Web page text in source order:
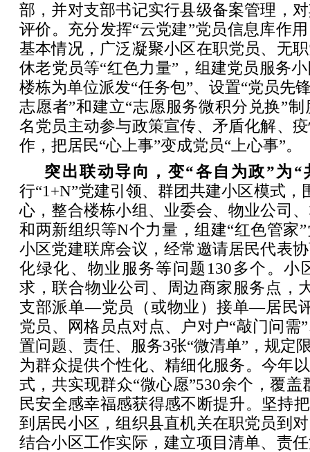
部，并对支部书记实行县级备案管理，
评价。充分发挥“云党建”党员信息库作
基本情况，广泛凝聚小区在职党员、无
休老党员等“红色力量”，组建党员服务
楼栋为单位派发“任务包”、设置“党员先
志愿者”和建立“志愿服务微积分兑换”
名党员主动参与政策宣传、矛盾化解、
作，把居民“心上事”变成党员“上心事”。
突出联动导向，变“各自为政”为“
行“1+N”党建引领、群团共建小区模式，
心，整合楼栋小组、业委会、物业公司
和两新组织等N个力量，组建“红色管家
小区党建联席会议，经常邀请居民代表
化绿化、物业服务等问题130多个。小
求，联合物业公司、周边商家服务点，
支部派单—党员（或物业）接单—居民
党员、网格员点对点、户对户“敲门问需
置问题、责任、服务3张“微清单”，规定
为群众提供个性化、精细化服务。今年
式，共实现群众“微心愿”530余个，覆盖
民安全感幸福感获得感不断提升。坚持
到居民小区，组织县直机关在职党员到
结合小区工作实际，建立项目清单、责